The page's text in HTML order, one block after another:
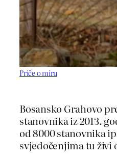
Priče o miru
Bosansko Grahovo
stanovnika iz 2013.
od 8000 stanovnika
svjedočenjima tu živi